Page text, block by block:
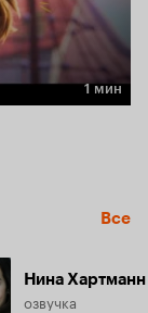
1 мин
Все
Нина Хартманн
озвучка